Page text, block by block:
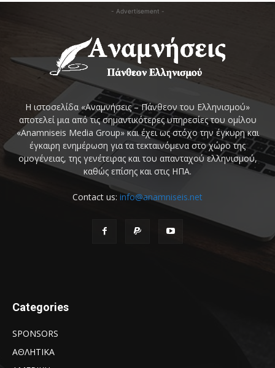
- Advertisement -
Η ιστοσελίδα «Αναμνήσεις – Πάνθεον του Ελληνισμού»
αποτελεί μια από τις σημαντικότερες υπηρεσίες του ομίλου
«Anamniseis Media Group» και έχει ως στόχο την έγκυρη και
έγκαιρη ενημέρωση για τα τεκταινόμενα στο χώρο της
ομογένειας, της γενέτειρας και του απανταχού ελληνισμού,
καθώς επίσης και στις ΗΠΑ.
Contact us: info@anamniseis.net
Categories
SPONSORS
ΑΘΛΗΤΙΚΑ